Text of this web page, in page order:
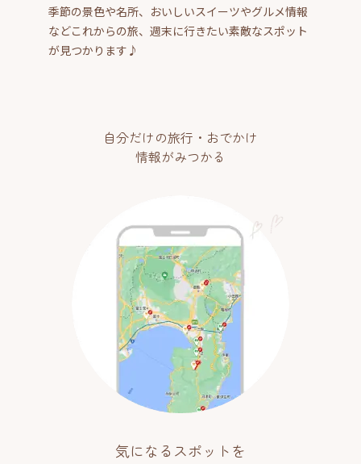
季節の景色や名所、おいしいスイーツやグルメ情報
などこれからの旅、週末に行きたい素敵なスポット
が見つかります♪
自分だけの旅行・おでかけ
情報がみつかる
気になるスポットを